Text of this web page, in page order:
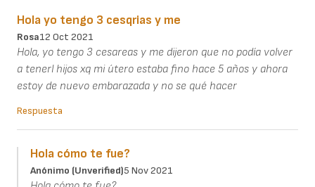
Hola yo tengo 3 cesqrias y me
Rosa12 Oct 2021
Hola, yo tengo 3 cesareas y me dijeron que no podía volver
a tenerl hijos xq mi útero estaba fino hace 5 años y ahora
estoy de nuevo embarazada y no se qué hacer
Respuesta
Hola cómo te fue?
Anónimo (unverified)5 Nov 2021